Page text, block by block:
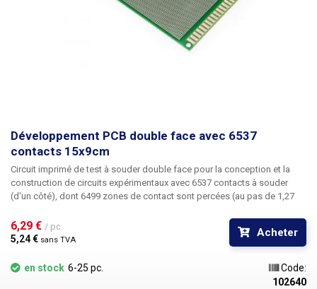
Développement PCB double face avec 6537
contacts 15x9cm
Circuit imprimé de test à souder double face pour la conception et la
construction de circuits expérimentaux avec 6537 contacts à souder
(d'un côté), dont 6499 zones de contact sont percées (au pas de 1,27
circuit imprimé a une taille totale de 15x9 cm. Le circuit imprimé universel
percé en cuprextite offre une option simple, peu coûteuse et surtout
rapide pour la création de circuits imprimés sans qu'il soit nécessaire
d'effectuer des opérations complexes de conception, de gravure et de
perçage. Il suffit de placer les composants sur le circuit imprimé pré-
6,29 € / pc.
5,24 € sans TVA
Acheter
en stock 6-25 pc.
Code:
102640